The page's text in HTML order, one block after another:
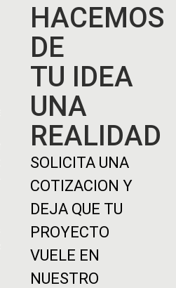
HACEMOS
DE
TU IDEA
UNA
REALIDAD
SOLICITA UNA
COTIZACION Y
DEJA QUE TU
PROYECTO
VUELE EN
NUESTRO